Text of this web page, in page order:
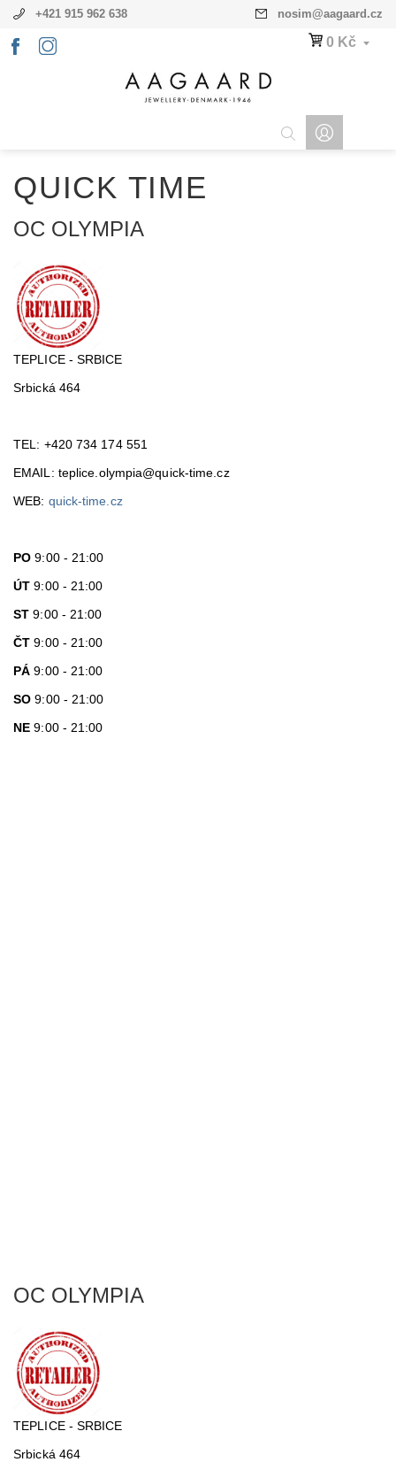
+421 915 962 638 nosim@aagaard.cz
0 Kč
QUICK TIME
OC OLYMPIA
TEPLICE - SRBICE
Srbická 464
TEL: +420 734 174 551
EMAIL: teplice.olympia@quick-time.cz
WEB: quick-time.cz
PO 9:00 - 21:00
ÚT 9:00 - 21:00
ST 9:00 - 21:00
ČT 9:00 - 21:00
PÁ 9:00 - 21:00
SO 9:00 - 21:00
NE 9:00 - 21:00
OC OLYMPIA
TEPLICE - SRBICE
Srbická 464